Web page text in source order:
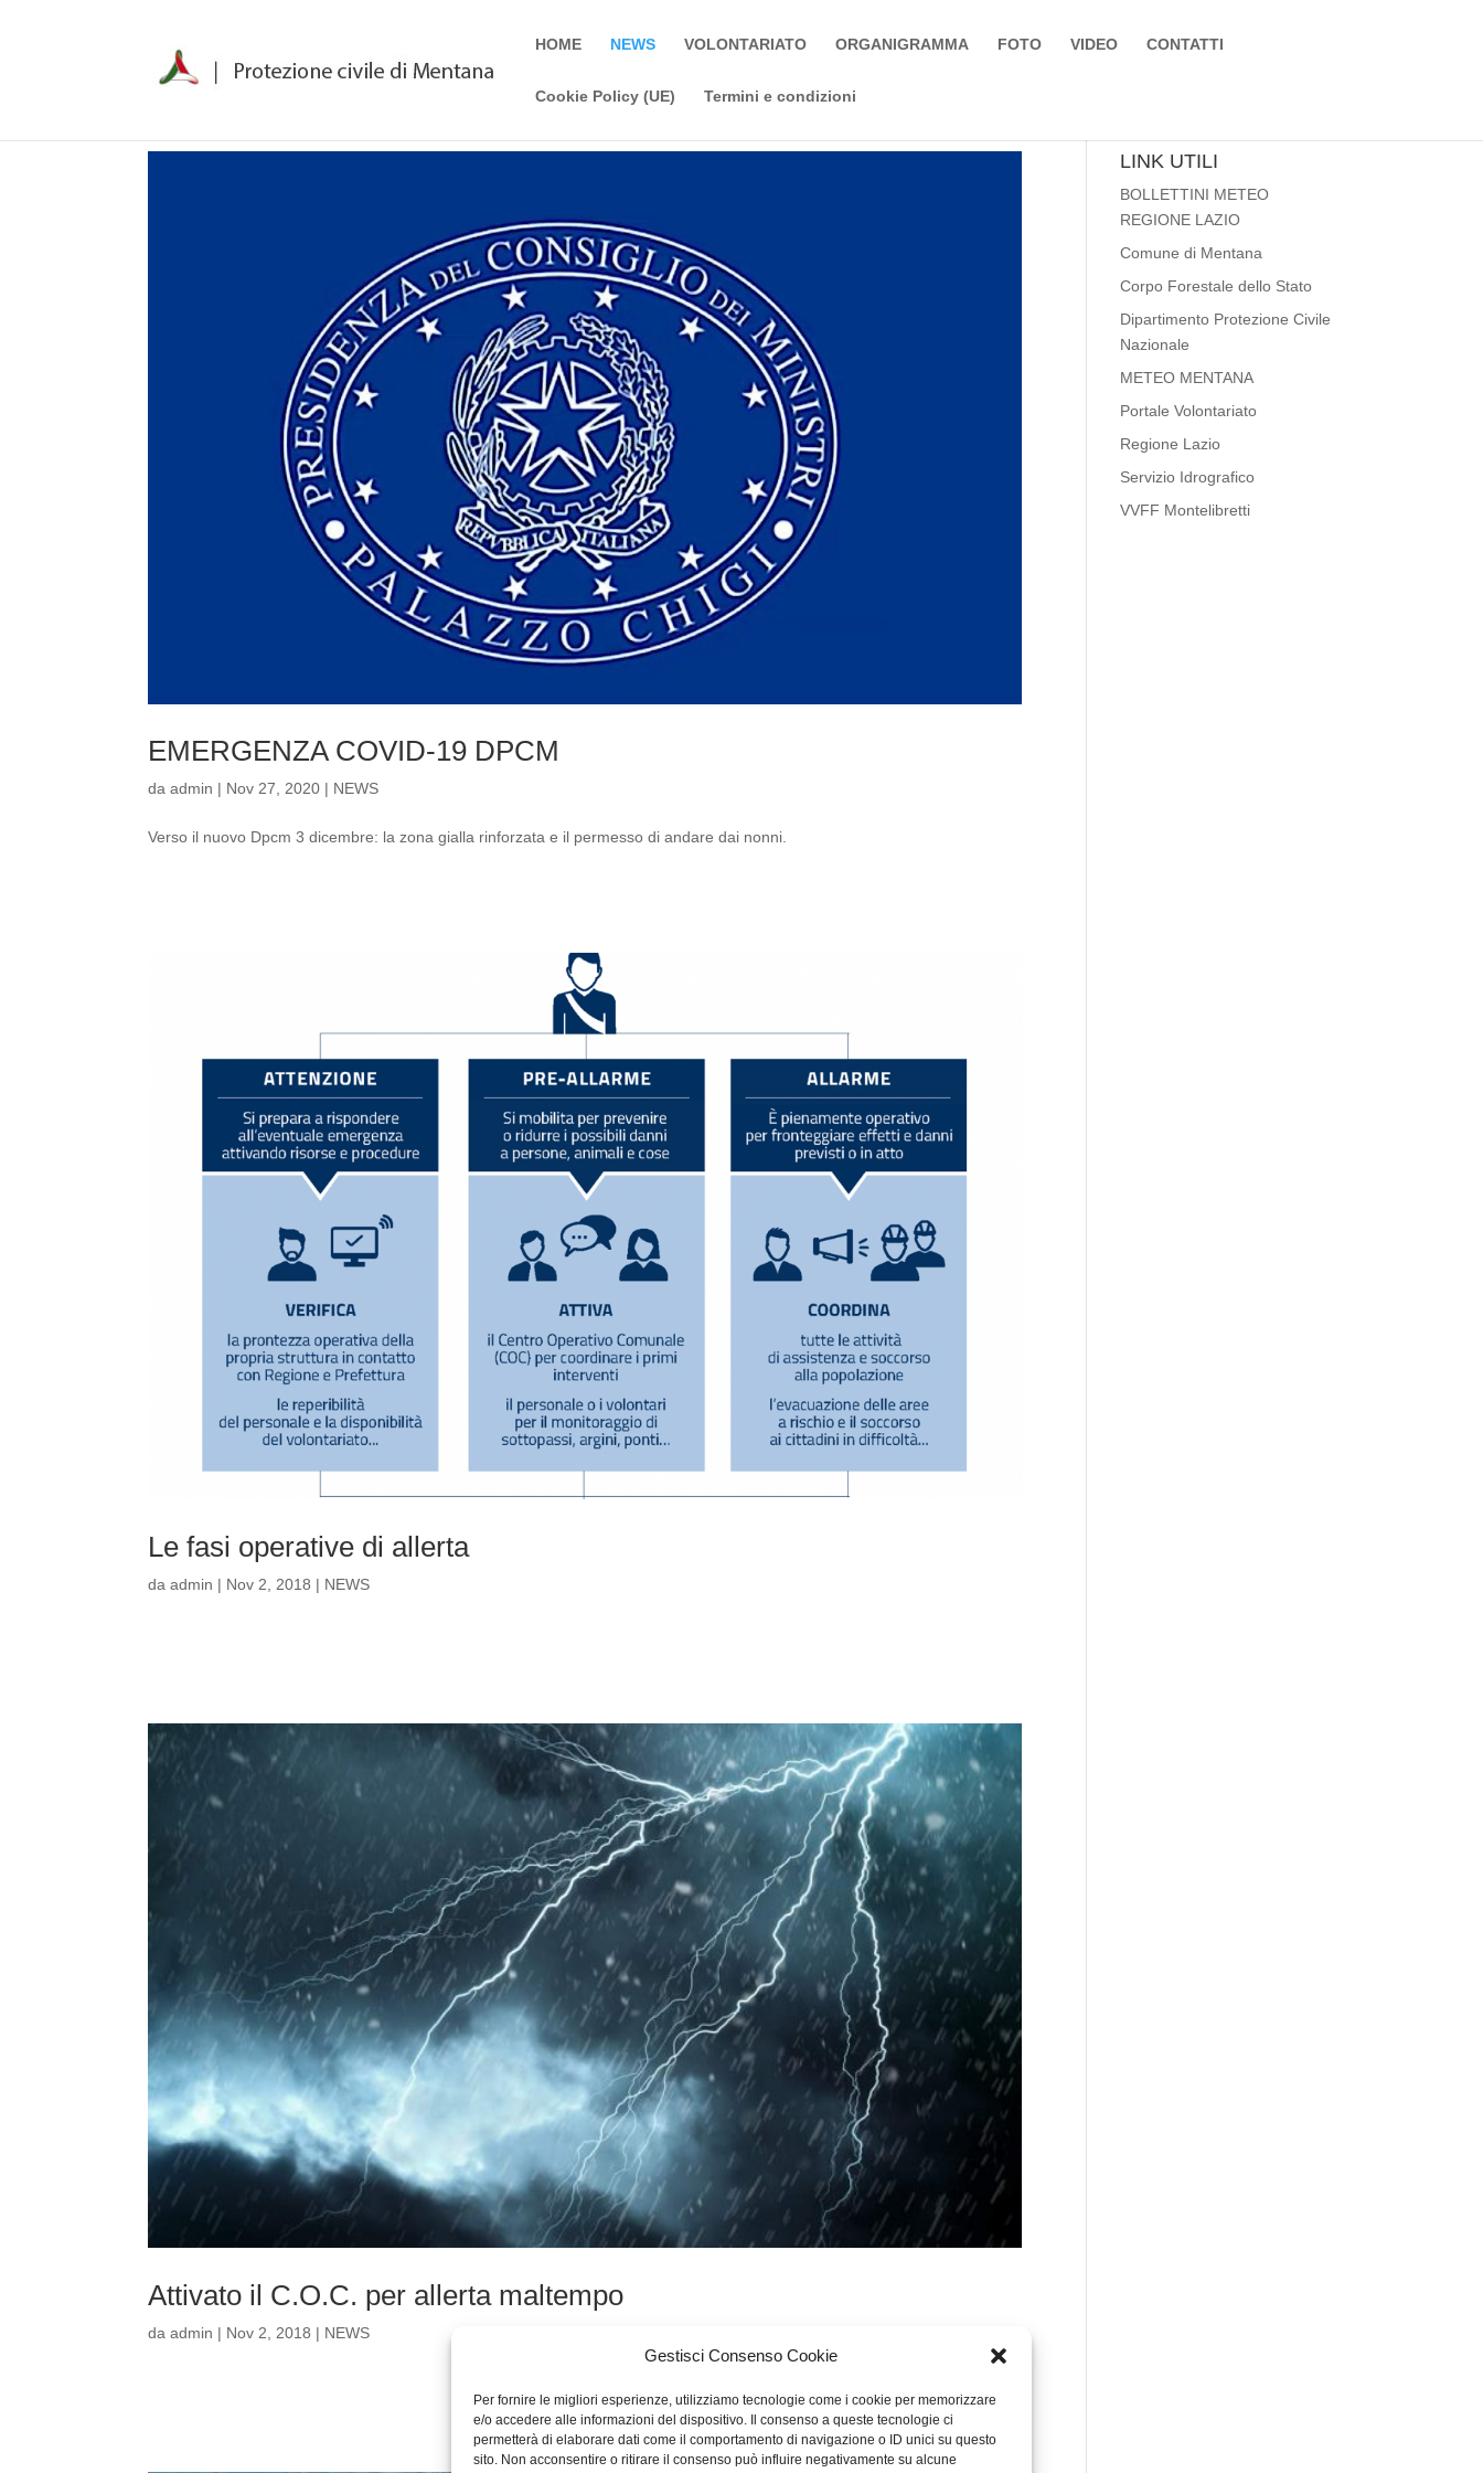
Gestisci Consenso Cookie
Per fornire le migliori esperienze, utilizziamo tecnologie come i cookie per memorizzare
e/o accedere alle informazioni del dispositivo. Il consenso a queste tecnologie ci
permetterà di elaborare dati come il comportamento di navigazione o ID unici su questo
sito. Non acconsentire o ritirare il consenso può influire negativamente su alcune
HOME NEWS VOLONTARIATO ORGANIGRAMMA FOTO VIDEO CONTATTI
Cookie Policy (UE) Termini e condizioni
EMERGENZA COVID-19 DPCM
daadmin | Nov 27, 2020 | NEWS
Verso il nuovo Dpcm 3 dicembre: la zona gialla rinforzata e il permesso di andare dai nonni.
Le fasi operative di allerta
daadmin | Nov 2, 2018 | NEWS
Attivato il C.O.C. per allerta maltempo
daadmin | Nov 2, 2018 | NEWS
LINK UTILI
BOLLETTINI METEO
REGIONE LAZIO
Comune di Mentana
Corpo Forestale dello Stato
Dipartimento Protezione Civile
Nazionale
METEO MENTANA
Portale Volontariato
Regione Lazio
Servizio Idrografico
VVFF Montelibretti